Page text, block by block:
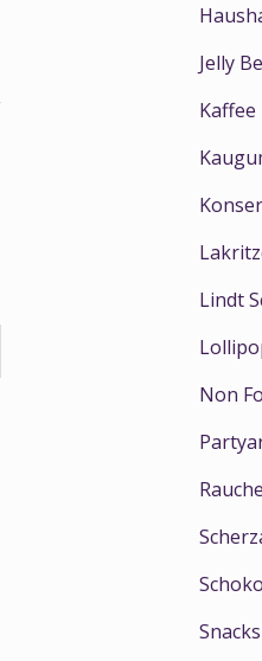
Jelly
Kaffee
Lindt
Non
Snacks